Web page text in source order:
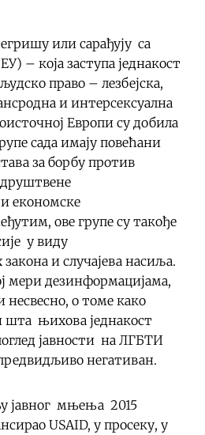
или сарађују са
– која заступа једнакост
право – лезбејска,
и интерсексуална
Европи су добила
сада имају повећани
за борбу против
економске
ове групе су такође
у виду
и случајева насиља.
мери дезинформацијама,
несвесно, о томе како
њихова једнакост
јавности на ЛГБТИ
негативан.
јавног мњења 2015
USAID, у просеку, у